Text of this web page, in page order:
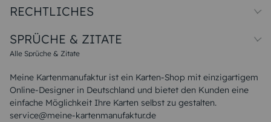
Meine Kartenmanufaktur ist ein Karten-Shop mit einzigartigem
Online-Designer in Deutschland und bietet den Kunden eine
einfache Möglichkeit Ihre Karten selbst zu gestalten.
service@meine-kartenmanufaktur.de
Preise und Versand
Papiersorten
Unsere Produktion
Magazin
FAQ
RECHTLICHES
Impressum
Widerrufsbelehrung
Datenschutz
SPRÜCHE & ZITATE
Liebeskummer Sprüche
Sommer Sprüche
Muttertagssprüche
Sprüche zur Hochzeit